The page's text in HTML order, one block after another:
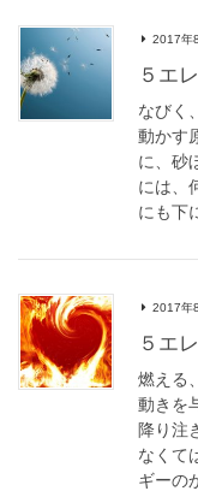
2017年
５
なびく
動かす
に、砂
には、
にも下
2017年
５
燃える
動きを
降り注
なくて
ギーの